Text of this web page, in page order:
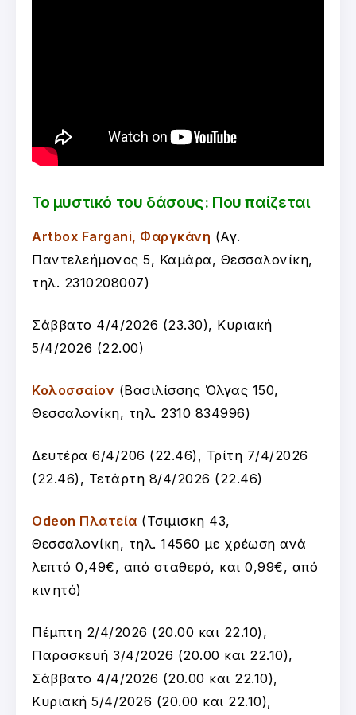
Το μυστικό του δάσους: Που παίζεται
Artbox Fargani, Φαργκάνη (Αγ.
Παντελεήμονος 5, Καμάρα, Θεσσαλονίκη,
τηλ. 2310208007)
Σάββατο 4/4/2026 (23.30), Κυριακή
5/4/2026 (22.00)
Κολοσσαίον (Βασιλίσσης Όλγας 150,
Θεσσαλονίκη, τηλ. 2310 834996)
Δευτέρα 6/4/206 (22.46), Τρίτη 7/4/2026
(22.46), Τετάρτη 8/4/2026 (22.46)
Odeon Πλατεία (Τσιμισκη 43,
Θεσσαλονίκη, τηλ. 14560 με χρέωση ανά
λεπτό 0,49€, από σταθερό, και 0,99€, από
κινητό)
Πέμπτη 2/4/2026 (20.00 και 22.10),
Παρασκευή 3/4/2026 (20.00 και 22.10),
Σάββατο 4/4/2026 (20.00 και 22.10),
Κυριακή 5/4/2026 (20.00 και 22.10),